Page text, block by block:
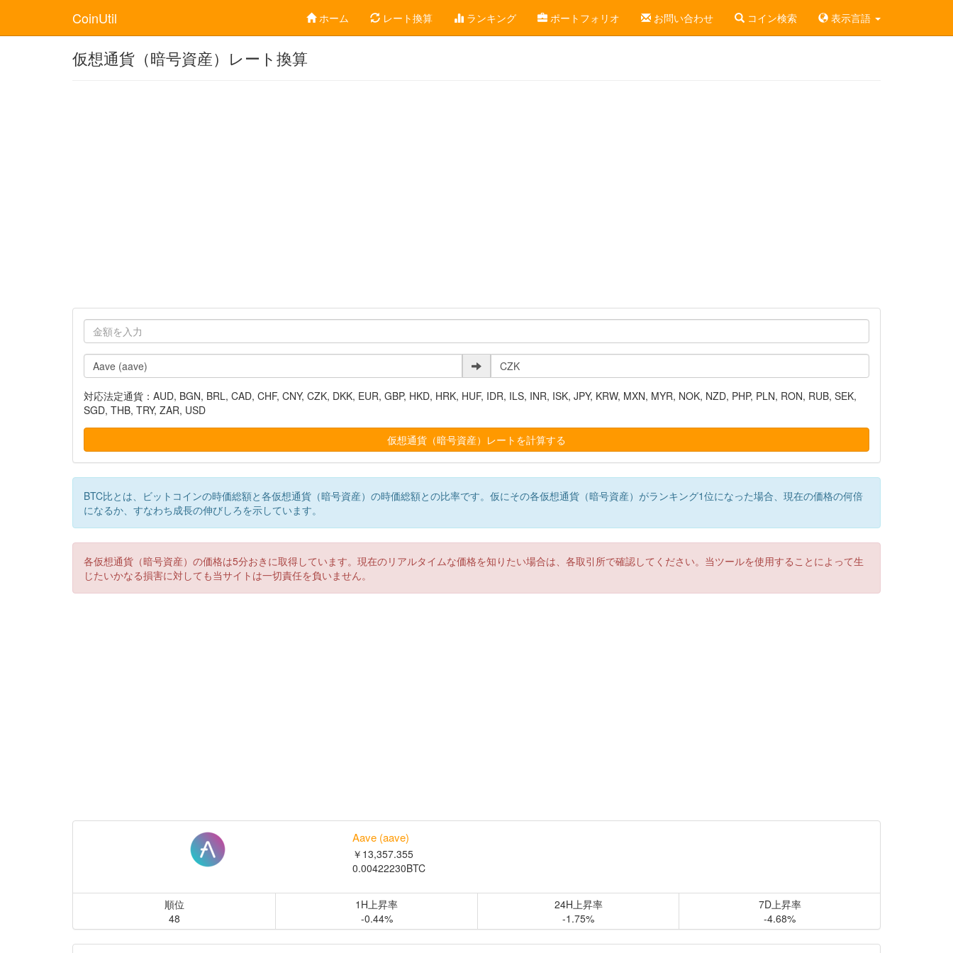
CoinUtil ホーム レート換算 ランキング ポートフォリオ お問い合わせ コイン検索 表示言語
仮想通貨（暗号資産）レート換算
対応法定通貨：AUD, BGN, BRL, CAD, CHF, CNY, CZK, DKK, EUR, GBP, HKD, HRK, HUF, IDR, ILS, INR, ISK, JPY, KRW, MXN, MYR, NOK, NZD, PHP, PLN, RON, RUB, SEK,
SGD, THB, TRY, ZAR, USD
BTC比とは、ビットコインの時価総額と各仮想通貨（暗号資産）の時価総額との比率です。仮にその各仮想通貨（暗号資産）がランキング1位になった場合、現在の価格の何倍
になるか、すなわち成長の伸びしろを示しています。
各仮想通貨（暗号資産）の価格は5分おきに取得しています。現在のリアルタイムな価格を知りたい場合は、各取引所で確認してください。当ツールを使用することによって生
じたいかなる損害に対しても当サイトは一切責任を負いません。
Aave (aave)
￥13,357.355
0.00422230BTC
順位
48
1H上昇率
-0.44%
24H上昇率
-1.75%
7D上昇率
-4.68%